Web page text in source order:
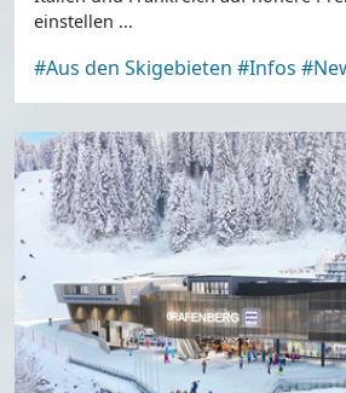
einstellen ...
#Aus den Skigebieten #Infos